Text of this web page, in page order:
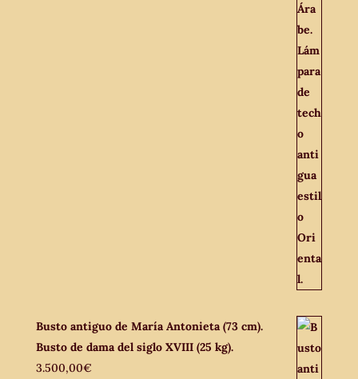
Busto antiguo de María Antonieta (73 cm).
Busto de dama del siglo XVIII (25 kg).
3.500,00€